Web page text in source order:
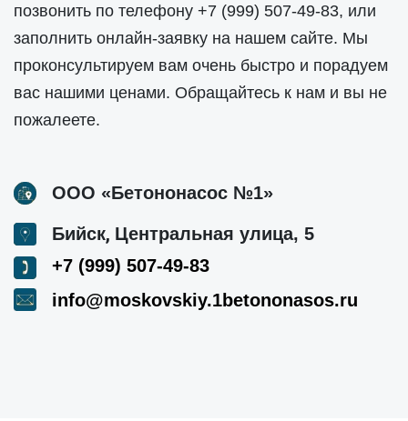
позвонить по телефону +7 (999) 507-49-83, или
заполнить онлайн-заявку на нашем сайте. Мы
проконсультируем вам очень быстро и порадуем
вас нашими ценами. Обращайтесь к нам и вы не
пожалеете.
ООО «Бетононасос №1»
Бийск, Центральная улица, 5
+7 (999) 507-49-83
info@moskovskiy.1betononasos.ru